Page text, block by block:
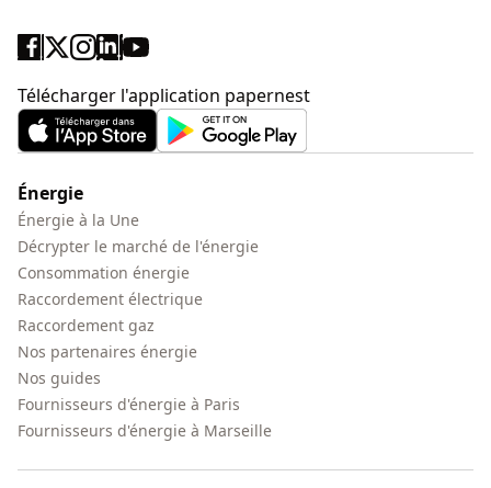
Télécharger l'application papernest
Énergie
Énergie à la Une
Décrypter le marché de l'énergie
Consommation énergie
Raccordement électrique
Raccordement gaz
Nos partenaires énergie
Nos guides
Fournisseurs d'énergie à Paris
Fournisseurs d'énergie à Marseille